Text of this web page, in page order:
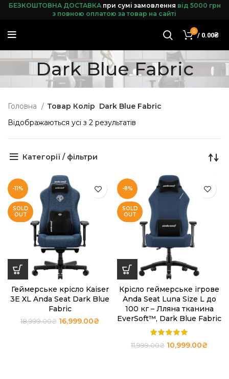
БЕЗКОШТОВНА ДОСТАВКАпри сумі замовлення від 5000 грн
з повною оплатою за товар на сайті
0 / 0.00₴
Dark Blue Fabric
Головна Товар Колір Dark Blue Fabric
Відображаються усі з 2 результатів
Категорії / фільтри
-11%
SOLD
OUT
Геймерське крісло Kaiser
3E XL Anda Seat Dark Blue
Fabric
18,999.00₴ 16,999.00₴
-8%
SOLD
OUT
Крісло геймерське ігрове
Anda Seat Luna Size L до
100 кг – Лляна тканина
EverSoft™, Dark Blue Fabric
11,999.00₴ 10,999.00₴